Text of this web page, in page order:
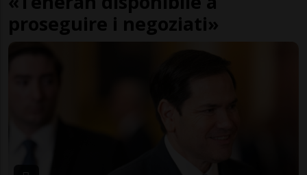
proseguire i negoziati»